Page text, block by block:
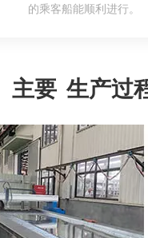
的乘客船能顺利进行。
主要 生产过